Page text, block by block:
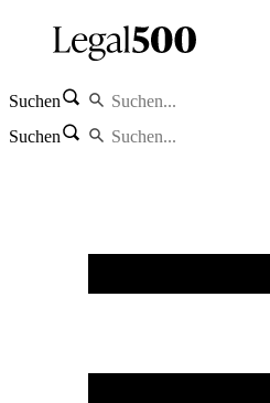
Suchen
Suchen